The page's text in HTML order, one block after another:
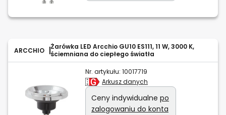
ARCCHIO
Żarówka LED Arcchio GU10 ES111, 11 W, 3000 K,
ściemniana do ciepłego światła
Nr. artykułu: 10017719
Arkusz danych
Ceny indywidualne po
zalogowaniu do konta